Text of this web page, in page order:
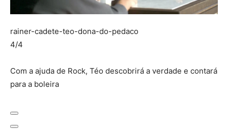
rainer-cadete-teo-dona-do-pedaco
4/4
Com a ajuda de Rock, Téo descobrirá a verdade e contará
para a boleira